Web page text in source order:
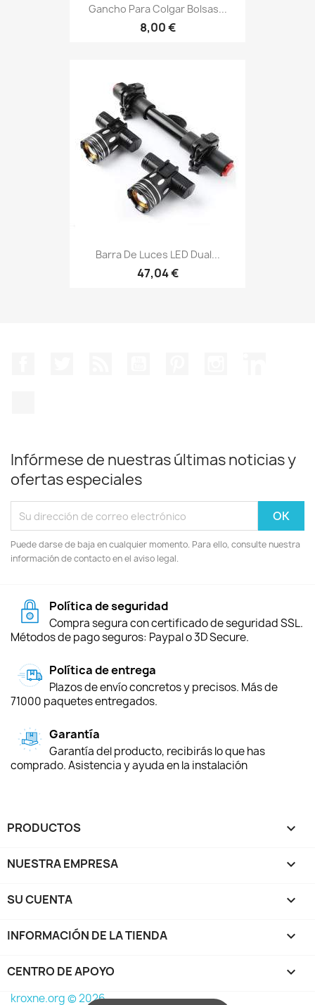
Gancho Para Colgar Bolsas...
8,00 €
Barra De Luces LED Dual...
47,04 €
Infórmese de nuestras últimas noticias y
ofertas especiales
Puede darse de baja en cualquier momento. Para ello, consulte nuestra
información de contacto en el aviso legal.
Política de seguridad
Compra segura con certificado de seguridad SSL.
Métodos de pago seguros: Paypal o 3D Secure.
Política de entrega
Plazos de envío concretos y precisos. Más de
71000 paquetes entregados.
Garantía
Garantía del producto, recibirás lo que has
comprado. Asistencia y ayuda en la instalación
PRODUCTOS 
NUESTRA EMPRESA 
SU CUENTA 
INFORMACIÓN DE LA TIENDA keyboard_arrow_down
CENTRO DE APOYO 
kroxne.org © 2026